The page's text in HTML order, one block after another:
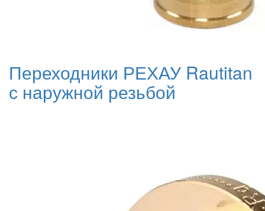
Переходники РЕХАУ Rautitan
с наружной резьбой